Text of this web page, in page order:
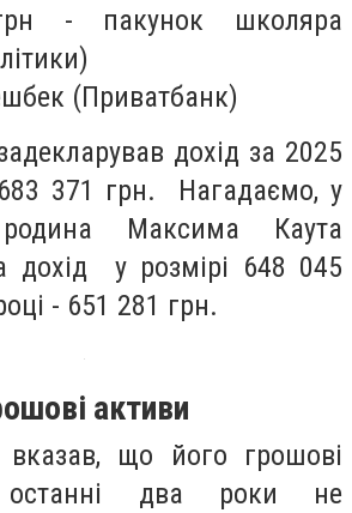
- пакунок школяра
(Приватбанк)
дохід за 2025
683 371 грн. Нагадаємо, у
Максима Каута
дохід у розмірі 648 045
- 651 281 грн.
активи
що його грошові
два роки не